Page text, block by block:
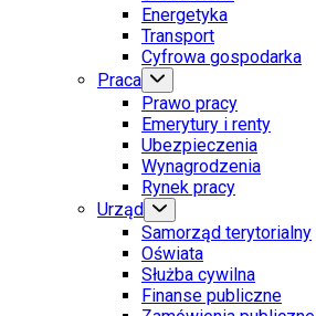
Energetyka
Transport
Cyfrowa gospodarka
Praca
Prawo pracy
Emerytury i renty
Ubezpieczenia
Wynagrodzenia
Rynek pracy
Urząd
Samorząd terytorialny
Oświata
Służba cywilna
Finanse publiczne